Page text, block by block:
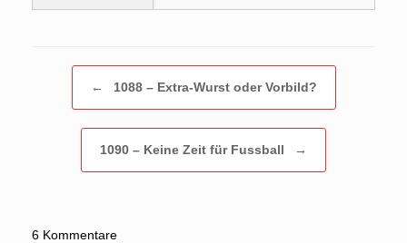
← 1088 – Extra-Wurst oder Vorbild?
1090 – Keine Zeit für Fussball →
6 Kommentare